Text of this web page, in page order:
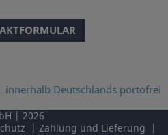
innerhalb Deutschlands portofrei
2026
Zahlung und Lieferung